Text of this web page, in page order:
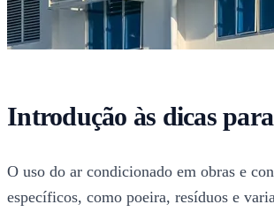
Introdução às dicas
O uso do ar condicionado em obras e
específicos, como poeira, resíduos e